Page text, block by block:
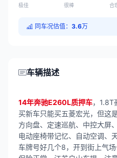
极佳 很棒 合
同车况估值： 3.6万
车辆描述
14年奔驰E260L质押车，1.8T
买新车只能买五菱宏光，但这
方向盘、定速巡航、中控大屏
电动座椅带记忆、自动空调、
车牌号好几个8，开到街上气